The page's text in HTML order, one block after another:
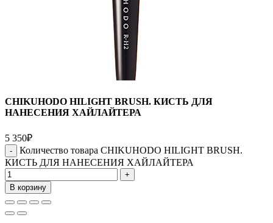
CHIKUHODO HILIGHT BRUSH. КИСТЬ ДЛЯ
НАНЕСЕНИЯ ХАЙЛАЙТЕРА
5 350₽
Количество товара CHIKUHODO HILIGHT BRUSH.
КИСТЬ ДЛЯ НАНЕСЕНИЯ ХАЙЛАЙТЕРА
В корзину